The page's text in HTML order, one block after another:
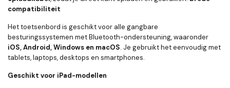
compatibiliteit
Het toetsenbord is geschikt voor alle gangbare
besturingssystemen met Bluetooth-ondersteuning, waaronder
iOS, Android, Windows en macOS. Je gebruikt het eenvoudig met
tablets, laptops, desktops en smartphones.
Geschikt voor iPad-modellen